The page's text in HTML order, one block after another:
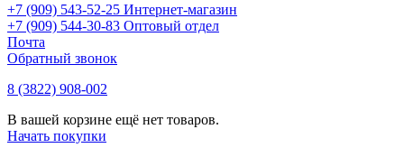
+7 (909) 543-52-25 Интернет-магазин
+7 (909) 544-30-83 Оптовый отдел
Почта
Обратный звонок
8 (3822) 908-002
В вашей корзине ещё нет товаров.
Начать покупки